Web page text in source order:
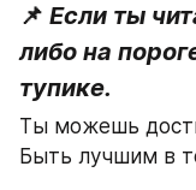
📌 Если ты
либо на
тупике.
Ты можешь
Быть лучшим в